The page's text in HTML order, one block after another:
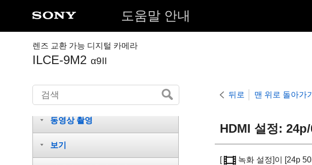
도움말 안내
렌즈 교환 가능 디지털 카메라
ILCE-9M2 α9II
뒤로 맨 위로 돌아가기
HDMI 설정:
[ 녹화 설정]이 [24p
각 부/아이콘 및 지시등의 명칭
촬영
동영상 촬영
보기